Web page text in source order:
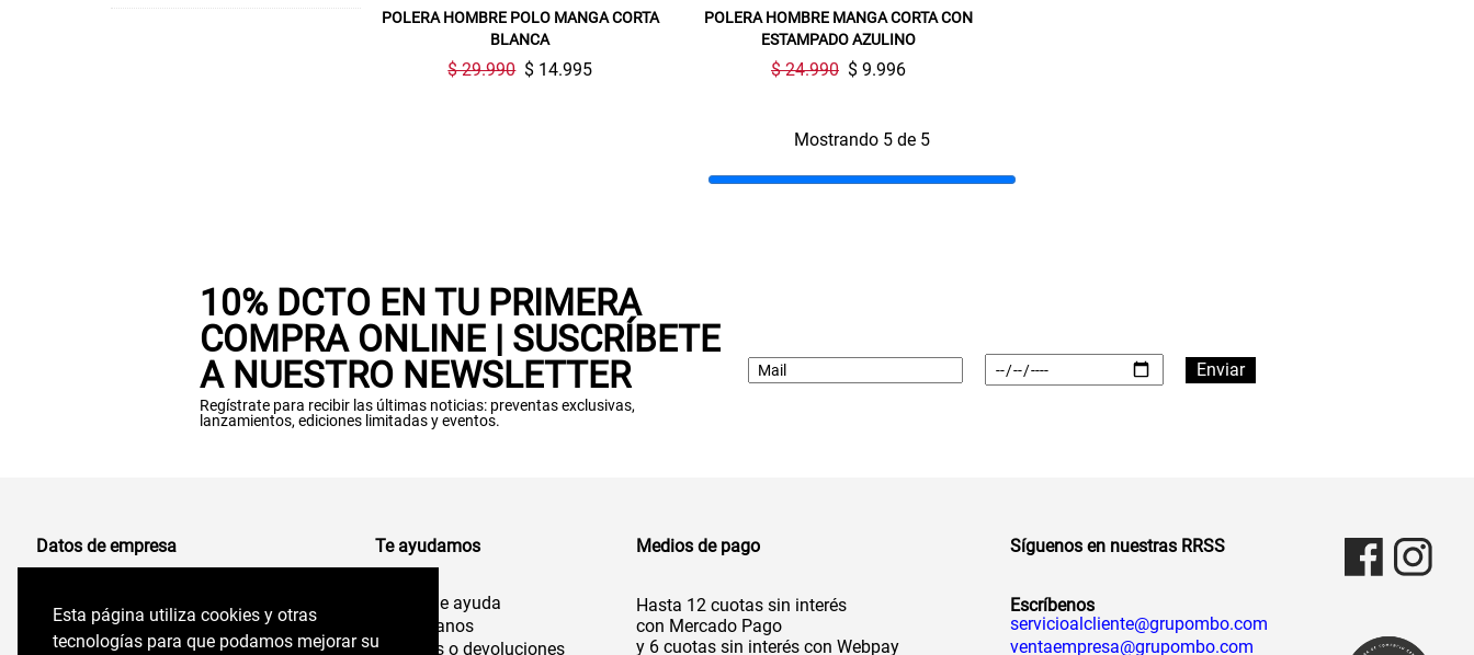
Esta página utiliza cookies y otras
tecnologías para que podamos mejorar su
Esta página utiliza cookies y otras
tecnologías para que podamos mejorar su
POLERA HOMBRE POLO MANGA CORTA
BLANCA
$ 29.990 $ 14.995
POLERA HOMBRE MANGA CORTA CON
ESTAMPADO AZULINO
$ 24.990 $ 9.996
Mostrando 5 de 5
10% DCTO EN TU PRIMERA
COMPRA ONLINE | SUSCRÍBETE
A NUESTRO NEWSLETTER
Regístrate para recibir las últimas noticias: preventas exclusivas,
lanzamientos, ediciones limitadas y eventos.
Datos de empresa
Comercializadora de Vestuario S.A
96.554.710-K
Te ayudamos
Centro de ayuda
Contáctanos
Cambios o devoluciones
Medios de pago
Hasta 12 cuotas sin interés
con Mercado Pago
y 6 cuotas sin interés con Webpay
Síguenos en nuestras RRSS
Escríbenos
servicioalcliente@grupombo.com
ventaempresa@grupombo.com